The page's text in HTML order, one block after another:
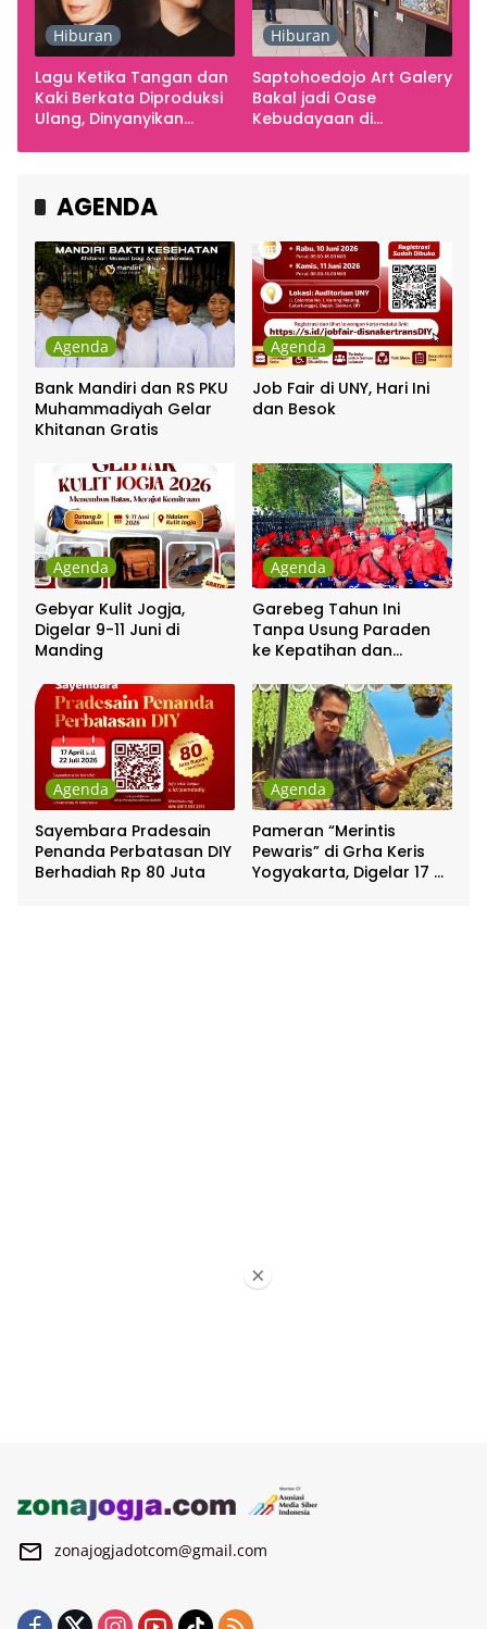
Hiburan
Lagu Ketika Tangan dan
Kaki Berkata Diproduksi
Ulang, Dinyanyikan
Chrisye
Hiburan
Saptohoedojo Art Galery
Bakal jadi Oase
Kebudayaan di
AGENDA
Agenda
Bank Mandiri dan RS PKU
Muhammadiyah Gelar
Khitanan Gratis
Agenda
Job Fair di UNY, Hari Ini
dan Besok
Agenda
Gebyar Kulit Jogja,
Digelar 9-11 Juni di
Manding
Agenda
Garebeg Tahun Ini
Tanpa Usung Paraden
ke Kepatihan dan
Agenda
Sayembara Pradesain
Penanda Perbatasan DIY
Berhadiah Rp 80 Juta
Agenda
Pameran “Merintis
Pewaris” di Grha Keris
Yogyakarta, Digelar 17 –
zonajogjadotcom@gmail.com
×